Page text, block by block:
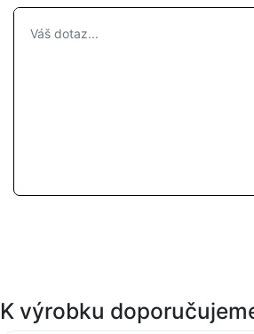
K výrobku